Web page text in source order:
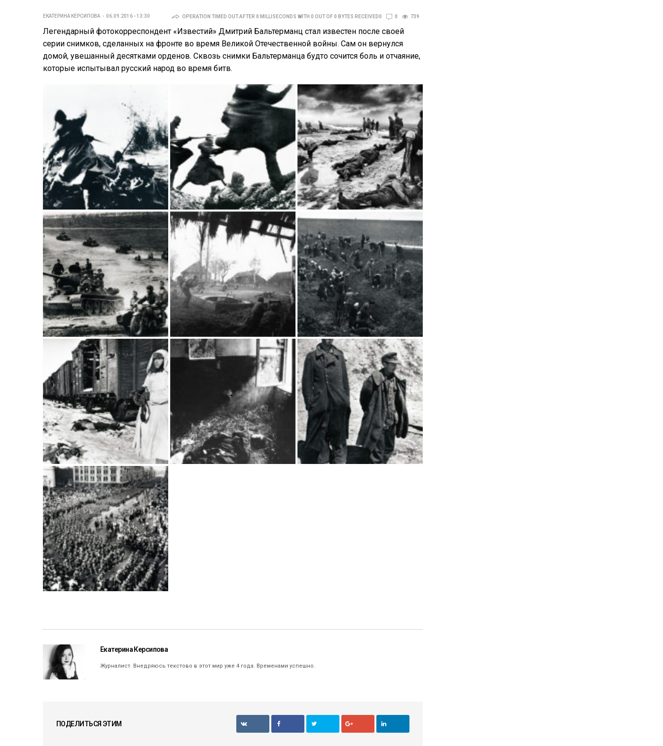
ЕКАТЕРИНА КЕРСИПОВА 06.09.2016 - 13:30 OPERATION TIMED OUT AFTER 0 MILLISECONDS WITH 0 OUT OF 0 BYTES RECEIVED0 0 739
Легендарный фотокорреспондент «Известий» Дмитрий Бальтерманц стал известен после своей
серии снимков, сделанных на фронте во время Великой Отечественной войны. Сам он вернулся
домой, увешанный десятками орденов. Сквозь снимки Бальтерманца будто сочится боль и отчаяние,
которые испытывал русский народ во время битв.
Екатерина Керсипова
Журналист. Внедряюсь текстово в этот мир уже 4 года. Временами успешно.
ПОДЕЛИТЬСЯ ЭТИМ